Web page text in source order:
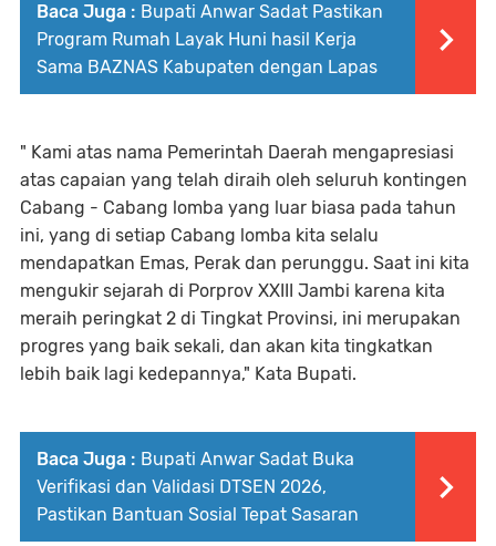
Baca Juga : Bupati Anwar Sadat Pastikan
Program Rumah Layak Huni hasil Kerja
Sama BAZNAS Kabupaten dengan Lapas
" Kami atas nama Pemerintah Daerah mengapresiasi
atas capaian yang telah diraih oleh seluruh kontingen
Cabang - Cabang lomba yang luar biasa pada tahun
ini, yang di setiap Cabang lomba kita selalu
mendapatkan Emas, Perak dan perunggu. Saat ini kita
mengukir sejarah di Porprov XXIII Jambi karena kita
meraih peringkat 2 di Tingkat Provinsi, ini merupakan
progres yang baik sekali, dan akan kita tingkatkan
lebih baik lagi kedepannya," Kata Bupati.
Baca Juga : Bupati Anwar Sadat Buka
Verifikasi dan Validasi DTSEN 2026,
Pastikan Bantuan Sosial Tepat Sasaran